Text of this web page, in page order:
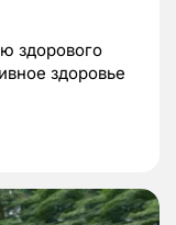
здорового
здоровье